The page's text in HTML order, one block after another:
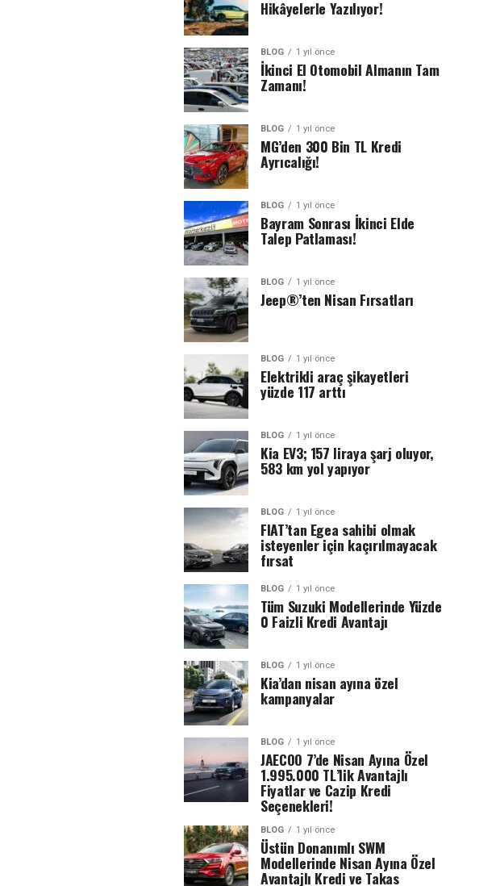
Hikâyelerle Yazılıyor!
BLOG 1 yıl önce
İkinci El Otomobil Almanın Tam
Zamanı!
BLOG 1 yıl önce
MG’den 300 Bin TL Kredi
Ayrıcalığı!
BLOG 1 yıl önce
Bayram Sonrası İkinci Elde
Talep Patlaması!
BLOG 1 yıl önce
Jeep®’ten Nisan Fırsatları
BLOG 1 yıl önce
Elektrikli araç şikayetleri
yüzde 117 arttı
BLOG 1 yıl önce
Kia EV3; 157 liraya şarj oluyor,
583 km yol yapıyor
BLOG 1 yıl önce
FIAT’tan Egea sahibi olmak
isteyenler için kaçırılmayacak
fırsat
BLOG 1 yıl önce
Tüm Suzuki Modellerinde Yüzde
0 Faizli Kredi Avantajı
BLOG 1 yıl önce
Kia’dan nisan ayına özel
kampanyalar
BLOG 1 yıl önce
JAECOO 7’de Nisan Ayına Özel
1.995.000 TL’lik Avantajlı
Fiyatlar ve Cazip Kredi
Seçenekleri!
BLOG 1 yıl önce
Üstün Donanımlı SWM
Modellerinde Nisan Ayına Özel
Avantajlı Kredi ve Takas